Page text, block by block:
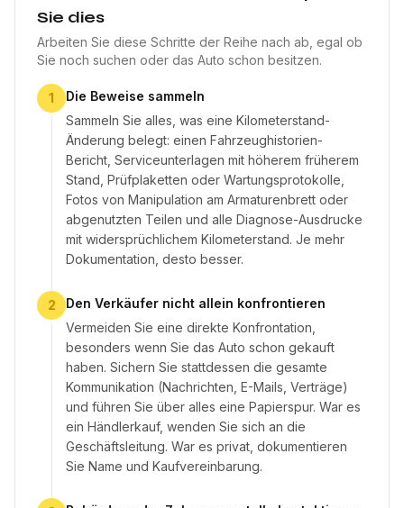
Sie dies
Arbeiten Sie diese Schritte der Reihe nach ab, egal ob
Sie noch suchen oder das Auto schon besitzen.
1
Die Beweise sammeln
Sammeln Sie alles, was eine Kilometerstand-
Änderung belegt: einen Fahrzeughistorien-
Bericht, Serviceunterlagen mit höherem früherem
Stand, Prüfplaketten oder Wartungsprotokolle,
Fotos von Manipulation am Armaturenbrett oder
abgenutzten Teilen und alle Diagnose-Ausdrucke
mit widersprüchlichem Kilometerstand. Je mehr
Dokumentation, desto besser.
2
Den Verkäufer nicht allein konfrontieren
Vermeiden Sie eine direkte Konfrontation,
besonders wenn Sie das Auto schon gekauft
haben. Sichern Sie stattdessen die gesamte
Kommunikation (Nachrichten, E-Mails, Verträge)
und führen Sie über alles eine Papierspur. War es
ein Händlerkauf, wenden Sie sich an die
Geschäftsleitung. War es privat, dokumentieren
Sie Name und Kaufvereinbarung.